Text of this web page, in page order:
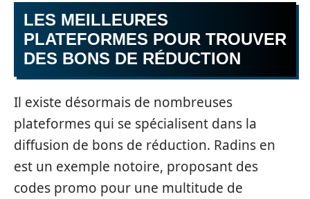
LES MEILLEURES
PLATEFORMES POUR TROUVER
DES BONS DE RÉDUCTION
Il existe désormais de nombreuses
plateformes qui se spécialisent dans la
diffusion de bons de réduction. Radins en
est un exemple notoire, proposant des
codes promo pour une multitude de